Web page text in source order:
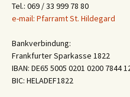
Tel.: 069 / 33 999 78 80
e-mail: Pfarramt St. Hildegard
Bankverbindung:
Frankfurter Sparkasse 1822
IBAN: DE65 5005 0201 0200 7844
BIC: HELADEF1822